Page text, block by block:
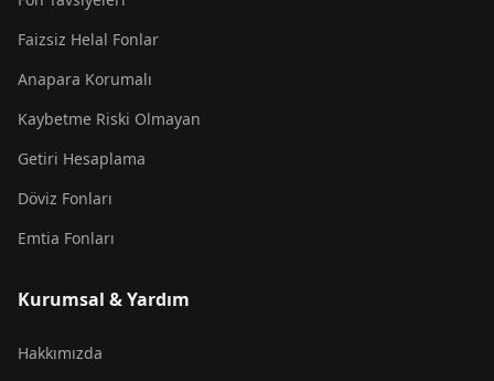
Faizsiz Helal Fonlar
Anapara Korumalı
Kaybetme Riski Olmayan
Getiri Hesaplama
Döviz Fonları
Emtia Fonları
Kurumsal & Yardım
Hakkımızda